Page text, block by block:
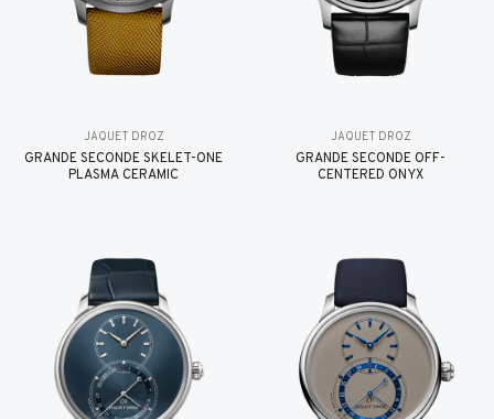
JAQUET DROZ
GRANDE SECONDE SKELET-ONE
PLASMA CERAMIC
JAQUET DROZ
GRANDE SECONDE OFF-
CENTERED ONYX